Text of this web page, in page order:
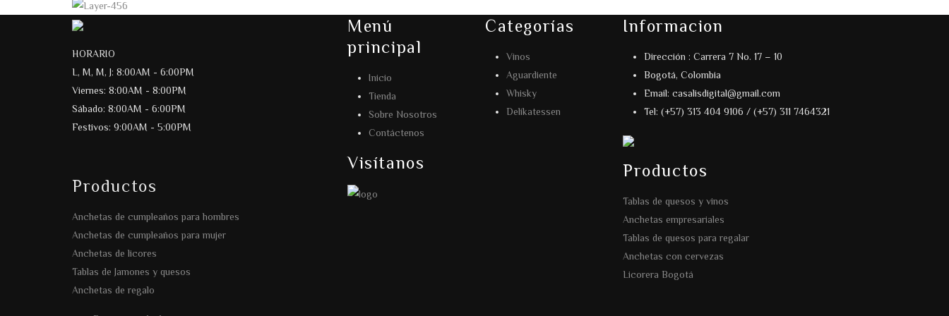
HORARIO
L, M, M, J: 8:00AM - 6:00PM
Viernes: 8:00AM - 8:00PM
Sábado: 8:00AM - 6:00PM
Festivos: 9:00AM - 5:00PM
Productos
Anchetas de cumpleaños para hombres
Anchetas de cumpleaños para mujer
Anchetas de licores
Tablas de Jamones y quesos
Anchetas de regalo
Menú
principal
Inicio
Tienda
Sobre Nosotros
Contáctenos
Visítanos
Categorías
Vinos
Aguardiente
Whisky
Delikatessen
Informacion
Dirección : Carrera 7 No. 17 – 10
Bogotá, Colombia
Email: casalisdigital@gmail.com
Tel: (+57) 313 404 9106 / (+57) 311 7464321
Productos
Tablas de quesos y vinos
Anchetas empresariales
Tablas de quesos para regalar
Anchetas con cervezas
Licorera Bogotá